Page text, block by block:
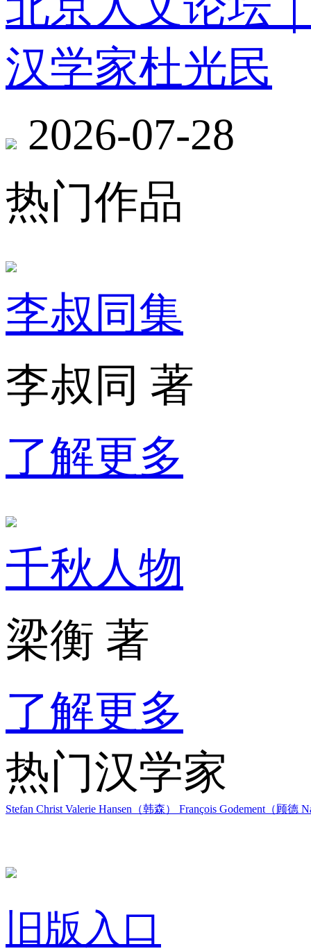
汉学家杜光民
2026-07-28
热门作品
李叔同集
李叔同 著
了解更多
千秋人物
梁衡 著
了解更多
热门汉学家
Stefan Christ Valerie Hansen（韩森） François Godement（顾德
旧版入口